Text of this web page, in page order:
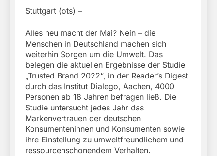
Stuttgart (ots) –
Alles neu macht der Mai? Nein – die
Menschen in Deutschland machen sich
weiterhin Sorgen um die Umwelt. Das
belegen die aktuellen Ergebnisse der Studie
„Trusted Brand 2022“, in der Reader’s Digest
durch das Institut Dialego, Aachen, 4000
Personen ab 18 Jahren befragen ließ. Die
Studie untersucht jedes Jahr das
Markenvertrauen der deutschen
Konsumenteninnen und Konsumenten sowie
ihre Einstellung zu umweltfreundlichem und
ressourcenschonendem Verhalten.